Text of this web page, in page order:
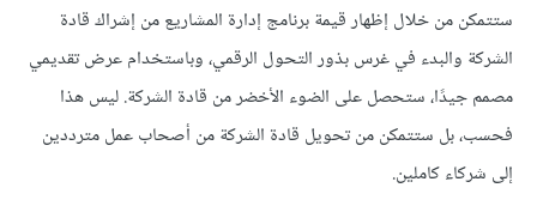
ستتمكن من خلال إظهار قيمة برنامج إدارة المشاريع من إشراك قادة
الشركة والبدء في غرس بذور التحول الرقمي، وباستخدام عرض تقديمي
مصمم جيدًا، ستحصل على الضوء الأخضر من قادة الشركة. ليس هذا
فحسب، بل ستتمكن من تحويل قادة الشركة من أصحاب عمل مترددين
إلى شركاء كاملين.